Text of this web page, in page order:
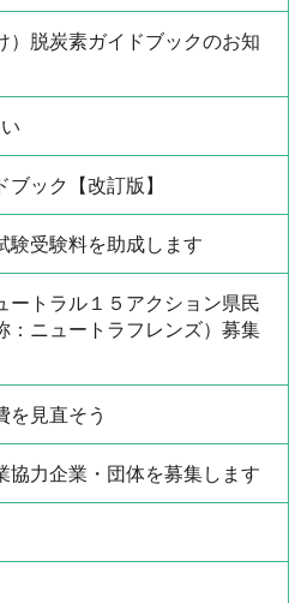
）脱炭素ガイドブックのお知
ック【改訂版】
験受験料を助成します
ートラル１５アクション県民
：ニュートラフレンズ）募集
を見直そう
協力企業・団体を募集します